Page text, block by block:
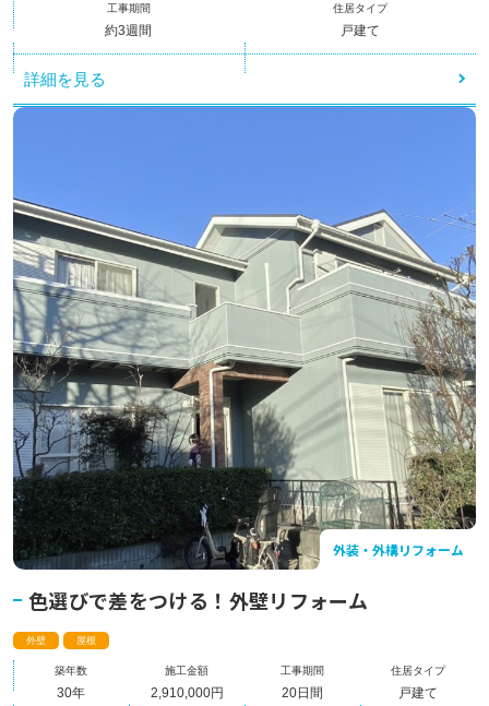
工事期間
約3週間
住居タイプ
戸建て
詳細を見る
外装・外構リフォーム
色選びで差をつける！外壁リフォーム
外壁 屋根
築年数
30年
施工金額
2,910,000円
工事期間
20日間
住居タイプ
戸建て